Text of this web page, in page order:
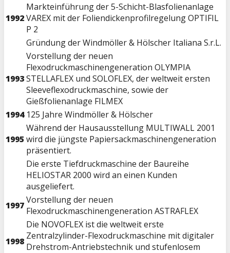
1992
Markteinführung der 5-Schicht-Blasfolienanlage
VAREX mit der Foliendickenprofilregelung OPTIFIL
P 2
Gründung der Windmöller & Hölscher Italiana S.r.L.
1993
Vorstellung der neuen
Flexodruckmaschinengeneration OLYMPIA
STELLAFLEX und SOLOFLEX, der weltweit ersten
Sleeveflexodruckmaschine, sowie der
Gießfolienanlage FILMEX
1994 125 Jahre Windmöller & Hölscher
1995
Während der Hausausstellung MULTIWALL 2001
wird die jüngste Papiersackmaschinengeneration
präsentiert.
Die erste Tiefdruckmaschine der Baureihe
HELIOSTAR 2000 wird an einen Kunden
ausgeliefert.
1997Vorstellung der neuen
Flexodruckmaschinengeneration ASTRAFLEX
1998
Die NOVOFLEX ist die weltweit erste
Zentralzylinder-Flexodruckmaschine mit digitaler
Drehstrom-Antriebstechnik und stufenlosem